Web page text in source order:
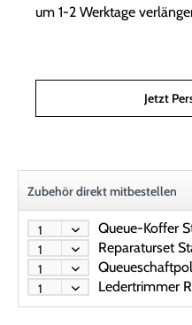
um 1-2 Werktage
Jetzt
Zubehör direkt mitbestellen